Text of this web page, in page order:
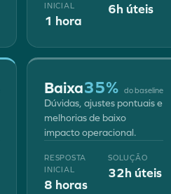
INICIAL
1 hora
6h úteis
Baixa35% do baseline
Dúvidas, ajustes pontuais e
melhorias de baixo
impacto operacional.
RESPOSTA
INICIAL
8 horas
SOLUÇÃO
32h úteis